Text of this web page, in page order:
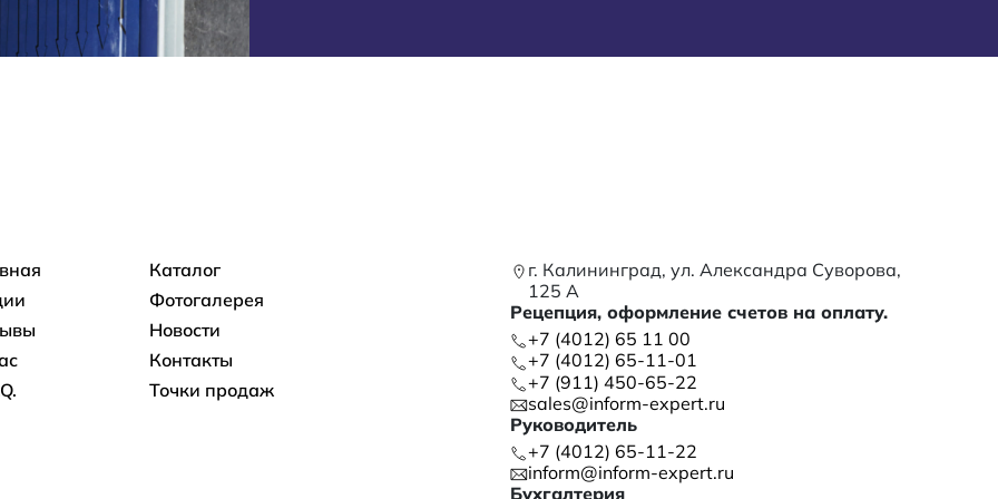
навигацияКаталог
Фотогалерея
Новости
Контакты
Точки продаж
г. Калининград, ул. Александра Суворова,
125 А
Рецепция, оформление счетов на оплату.
+7 (4012) 65 11 00
+7 (4012) 65-11-01
+7 (911) 450-65-22
sales@inform-expert.ru
Руководитель
+7 (4012) 65-11-22
inform@inform-expert.ru
Бухгалтерия